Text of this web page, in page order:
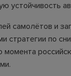
устойчивость
самолётов и
стратегии по